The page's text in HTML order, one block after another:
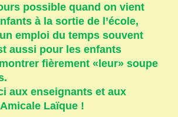
possible quand on vient
à la sortie de l’école,
emploi du temps souvent
aussi pour les enfants
fièrement «leur» soupe
aux enseignants et aux
Laïque !